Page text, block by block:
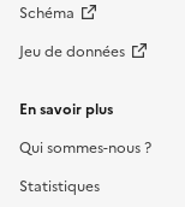
Schéma
Jeu de données
En savoir plus
Qui sommes-nous ?
Statistiques